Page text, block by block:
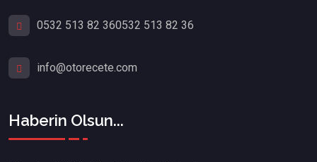
0532 513 82 360532 513 82 36
info@otorecete.com
Haberin Olsun...